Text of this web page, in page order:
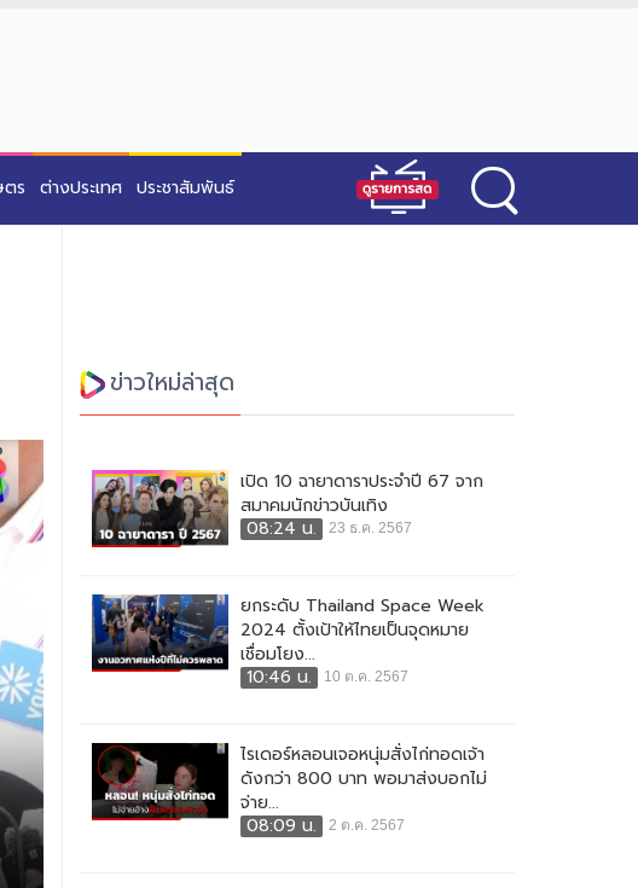
ตร ต่างประเทศ ประชาสัมพันธ์
ข่าวใหม่ล่าสุด
เปิด 10 ฉายาดาราประจำปี 67 จาก
สมาคมนักข่าวบันเทิง
08:24 น.
23 ธ.ค. 2567
ยกระดับ Thailand Space Week
2024 ตั้งเป้าให้ไทยเป็นจุดหมาย
เชื่อมโยง...
10:46 น.
10 ต.ค. 2567
ไรเดอร์หลอนเจอหนุ่มสั่งไก่ทอดเจ้า
ดังกว่า 800 บาท พอมาส่งบอกไม่
จ่าย...
08:09 น.
2 ต.ค. 2567